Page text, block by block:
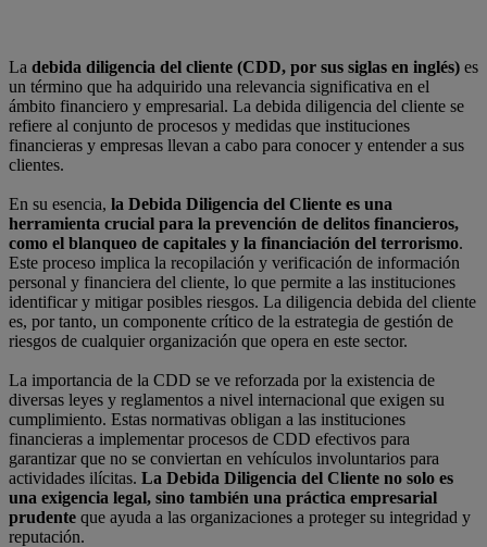
La debida diligencia del cliente (CDD, por sus siglas en inglés) es
un término que ha adquirido una relevancia significativa en el
ámbito financiero y empresarial. La debida diligencia del cliente se
refiere al conjunto de procesos y medidas que instituciones
financieras y empresas llevan a cabo para conocer y entender a sus
clientes.
En su esencia, la Debida Diligencia del Cliente es una
herramienta crucial para la prevención de delitos financieros,
como el blanqueo de capitales y la financiación del terrorismo.
Este proceso implica la recopilación y verificación de información
personal y financiera del cliente, lo que permite a las instituciones
identificar y mitigar posibles riesgos. La diligencia debida del cliente
es, por tanto, un componente crítico de la estrategia de gestión de
riesgos de cualquier organización que opera en este sector.
La importancia de la CDD se ve reforzada por la existencia de
diversas leyes y reglamentos a nivel internacional que exigen su
cumplimiento. Estas normativas obligan a las instituciones
financieras a implementar procesos de CDD efectivos para
garantizar que no se conviertan en vehículos involuntarios para
actividades ilícitas. La Debida Diligencia del Cliente no solo es
una exigencia legal, sino también una práctica empresarial
prudente que ayuda a las organizaciones a proteger su integridad y
reputación.